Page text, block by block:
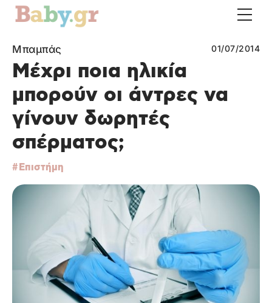
Μπαμπάς 01/07/2014
Μέχρι ποια ηλικία
μπορούν οι άντρες να
γίνουν δωρητές
σπέρματος;
Επιστήμη